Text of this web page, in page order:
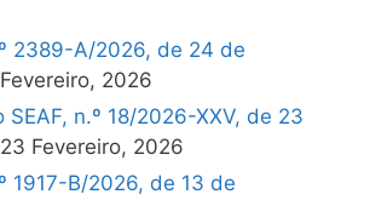
2389-A/2026, de 24 de
2026
SEAF, n.º 18/2026-XXV, de 23
23 Fevereiro, 2026
1917-B/2026, de 13 de